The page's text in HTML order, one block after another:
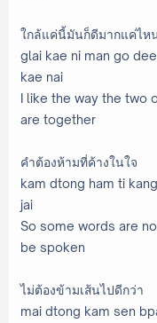
ใกล้แค่นี้มันก็ดีมากแค่ไห
glai kae ni man go
kae nai
I like the way the two
are together
คำต้องห้ามที่ค้างในใจ
kam dtong ham ti
jai
So some words are
be spoken
ไม่ต้องข้ามเส้นไปดีกว่า
mai dtong kam sen